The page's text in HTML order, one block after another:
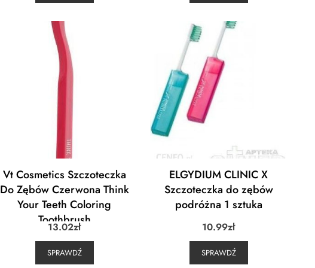
Vt Cosmetics Szczoteczka
Do Zębów Czerwona Think
Your Teeth Coloring
Toothbrush
13.02zł
SPRAWDŹ
ELGYDIUM CLINIC X
Szczoteczka do zębów
podróżna 1 sztuka
10.99zł
SPRAWDŹ